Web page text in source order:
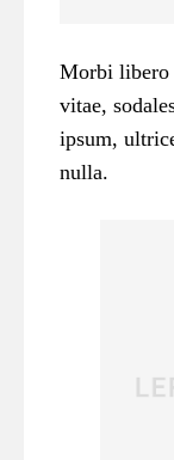
Morbi libero
vitae,
ipsum,
nulla.